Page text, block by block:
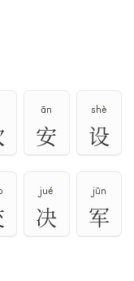
ān
安
shè
设
jué
决
jūn
军